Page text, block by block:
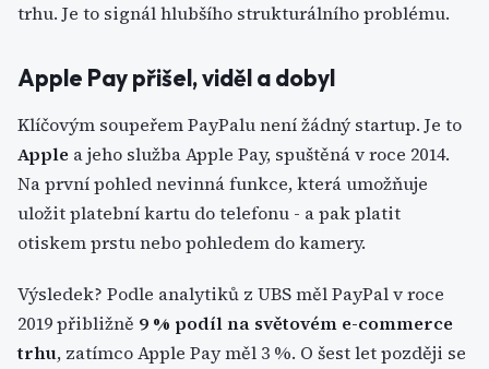
trhu. Je to signál hlubšího strukturálního problému.
Apple Pay přišel, viděl a dobyl
Klíčovým soupeřem PayPalu není žádný startup. Je to
Apple a jeho služba Apple Pay, spuštěná v roce 2014.
Na první pohled nevinná funkce, která umožňuje
uložit platební kartu do telefonu - a pak platit
otiskem prstu nebo pohledem do kamery.
Výsledek? Podle analytiků z UBS měl PayPal v roce
2019 přibližně 9 % podíl na světovém e-commerce
trhu, zatímco Apple Pay měl 3 %. O šest let později se